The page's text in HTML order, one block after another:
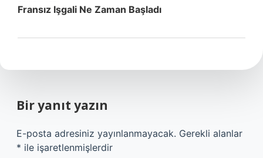
Fransız Işgali Ne Zaman Başladı
Bir yanıt yazın
E-posta adresiniz yayınlanmayacak. Gerekli alanlar
* ile işaretlenmişlerdir